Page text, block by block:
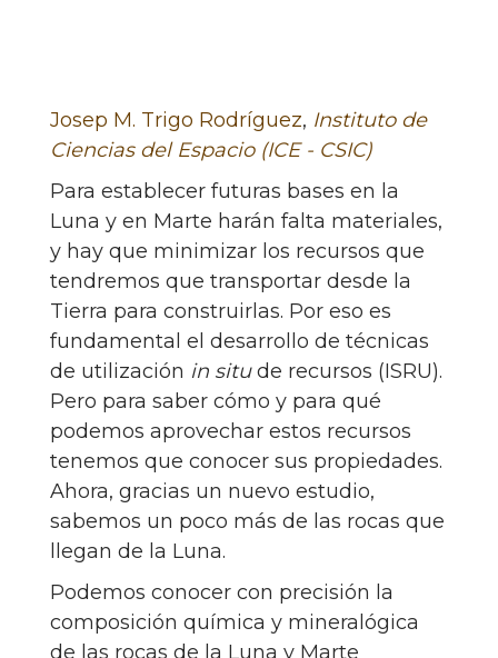
Josep M. Trigo Rodríguez, Instituto de
Ciencias del Espacio (ICE - CSIC)
Para establecer futuras bases en la
Luna y en Marte harán falta materiales,
y hay que minimizar los recursos que
tendremos que transportar desde la
Tierra para construirlas. Por eso es
fundamental el desarrollo de técnicas
de utilización in situde recursos (ISRU).
Pero para saber cómo y para qué
podemos aprovechar estos recursos
tenemos que conocer sus propiedades.
Ahora, gracias un nuevo estudio,
sabemos un poco más de las rocas que
llegan de la Luna.
Podemos conocer con precisión la
composición química y mineralógica
de las rocas de la Luna y Marte